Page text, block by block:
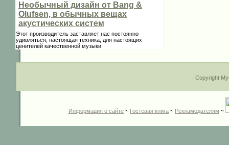
Необычный дизайн от Bang &
Olufsen, в обычных вещах
акустических систем
Этот производитель заставляет нас постоянно
удивляться, настоящая техника, для настоящих
ценителей качественной музыки
Copyright
Информация о сайте ~ Гостевая книга ~ Рекламодателям ~